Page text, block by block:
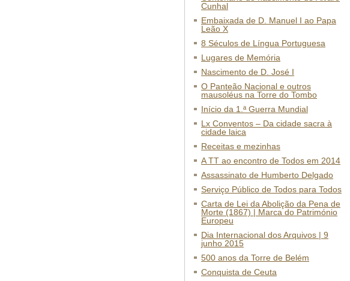
Cunhal
Embaixada de D. Manuel I ao Papa
Leão X
8 Séculos de Língua Portuguesa
Lugares de Memória
Nascimento de D. José I
O Panteão Nacional e outros
mausoléus na Torre do Tombo
Início da 1.ª Guerra Mundial
Lx Conventos – Da cidade sacra à
cidade laica
Receitas e mezinhas
A TT ao encontro de Todos em 2014
Assassinato de Humberto Delgado
Serviço Público de Todos para Todos
Carta de Lei da Abolição da Pena de
Morte (1867) | Marca do Património
Europeu
Dia Internacional dos Arquivos | 9
junho 2015
500 anos da Torre de Belém
Conquista de Ceuta